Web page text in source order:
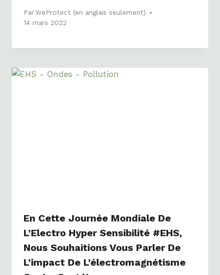
ParWeProtect (en anglais seulement)
14 mars 2022
En Cette Journée Mondiale De
L’Electro Hyper Sensibilité #EHS,
Nous Souhaitions Vous Parler De
L’impact De L’électromagnétisme